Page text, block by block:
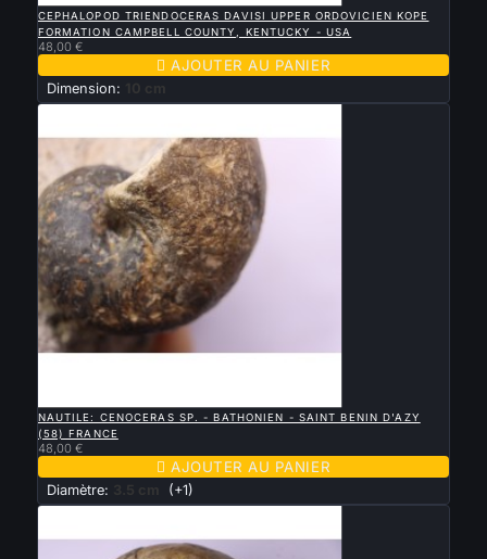
CEPHALOPOD TRIENDOCERAS DAVISI UPPER ORDOVICIEN KOPE
FORMATION CAMPBELL COUNTY, KENTUCKY - USA
48,00 €
 AJOUTER AU PANIER
Dimension: 10 cm
NAUTILE: CENOCERAS SP. - BATHONIEN - SAINT BENIN D'AZY
(58) FRANCE
48,00 €
 AJOUTER AU PANIER
Diamètre: 3.5 cm (+1)